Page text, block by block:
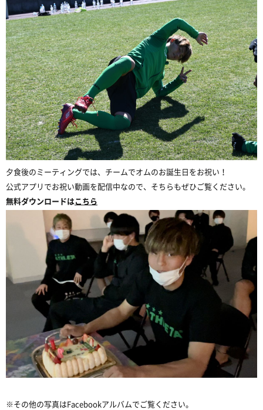
夕食後のミーティングでは、チームでオムのお誕生日をお祝い！
公式アプリでお祝い動画を配信中なので、そちらもぜひご覧ください。
無料ダウンロードはこちら
※その他の写真はFacebookアルバムでご覧ください。